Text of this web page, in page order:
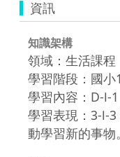
資訊
知識架構
領域：生活課程
學習階段：國小
學習內容：D-Ⅰ-
學習表現：3-Ⅰ-
動學習新的事物。